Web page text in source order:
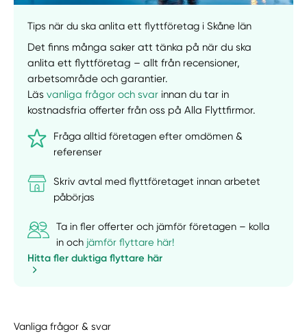
Tips när du ska anlita ett flyttföretag i Skåne län
Det finns många saker att tänka på när du ska
anlita ett flyttföretag – allt från recensioner,
arbetsområde och garantier.
Läsvanliga frågor och svar innan du tar in
kostnadsfria offerter från oss på Alla Flyttfirmor.
Fråga alltid företagen efter omdömen &
referenser
Skriv avtal med flyttföretaget innan arbetet
påbörjas
Ta in fler offerter och jämför företagen – kolla
in och jämför flyttare här!
Hitta fler duktiga flyttare här
Vanliga frågor & svar